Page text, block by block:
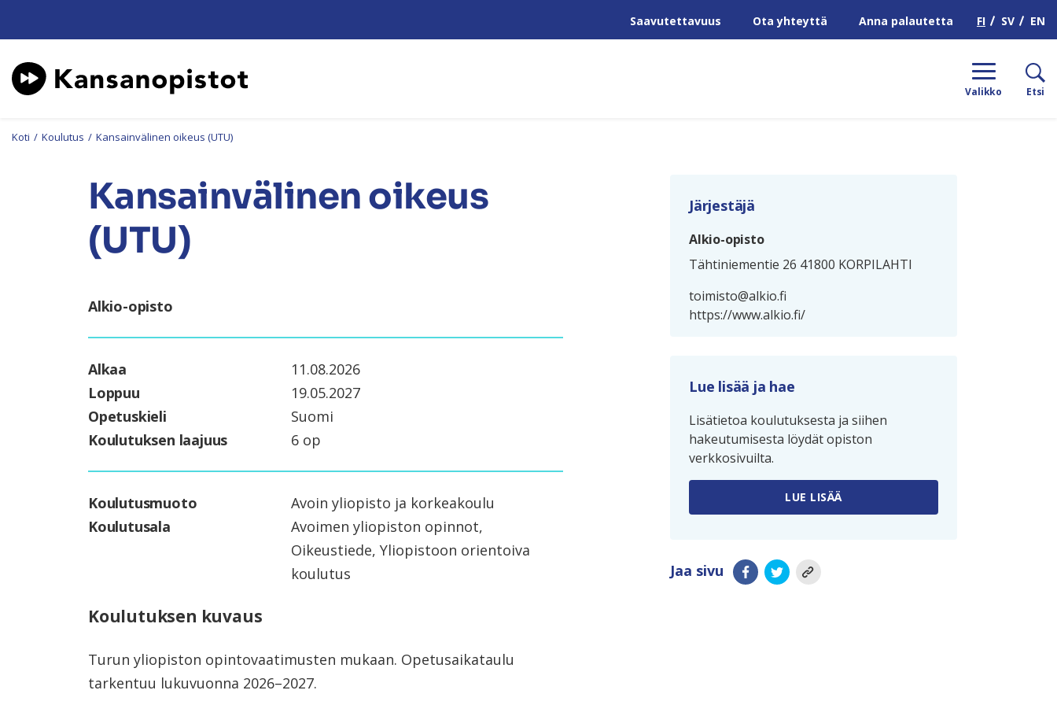
Saavutettavuus Ota yhteyttä Anna palautetta FI SV EN
Valikko Etsi
Koti / Koulutus / Kansainvälinen oikeus (UTU)
Kansainvälinen oikeus
(UTU)
Alkio-opisto
Alkaa
11.08.2026
Loppuu
19.05.2027
Opetuskieli
Suomi
Koulutuksen laajuus
6 op
Koulutusmuoto
Avoin yliopisto ja korkeakoulu
Koulutusala
Avoimen yliopiston opinnot,
Oikeustiede, Yliopistoon orientoiva
koulutus
Koulutuksen kuvaus
Turun yliopiston opintovaatimusten mukaan. Opetusaikataulu
tarkentuu lukuvuonna 2026–2027.
Järjestäjä
Alkio-opisto
Tähtiniementie 26 41800 KORPILAHTI
toimisto@alkio.fi
https://www.alkio.fi/
Lue lisää ja hae
Lisätietoa koulutuksesta ja siihen
hakeutumisesta löydät opiston
verkkosivuilta.
LUE LISÄÄ
Jaa sivu